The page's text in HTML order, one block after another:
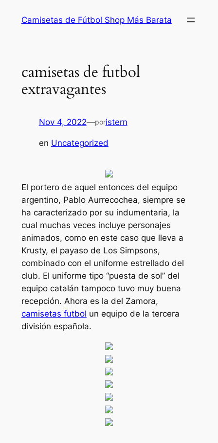
Camisetas de Fútbol Shop Más Barata
camisetas de futbol
extravagantes
Nov 4, 2022—poristern
en Uncategorized
El portero de aquel entonces del equipo
argentino, Pablo Aurrecochea, siempre se
ha caracterizado por su indumentaria, la
cual muchas veces incluye personajes
animados, como en este caso que lleva a
Krusty, el payaso de Los Simpsons,
combinado con el uniforme estrellado del
club. El uniforme tipo “puesta de sol” del
equipo catalán tampoco tuvo muy buena
recepción. Ahora es la del Zamora,
camisetas futbol un equipo de la tercera
división española.